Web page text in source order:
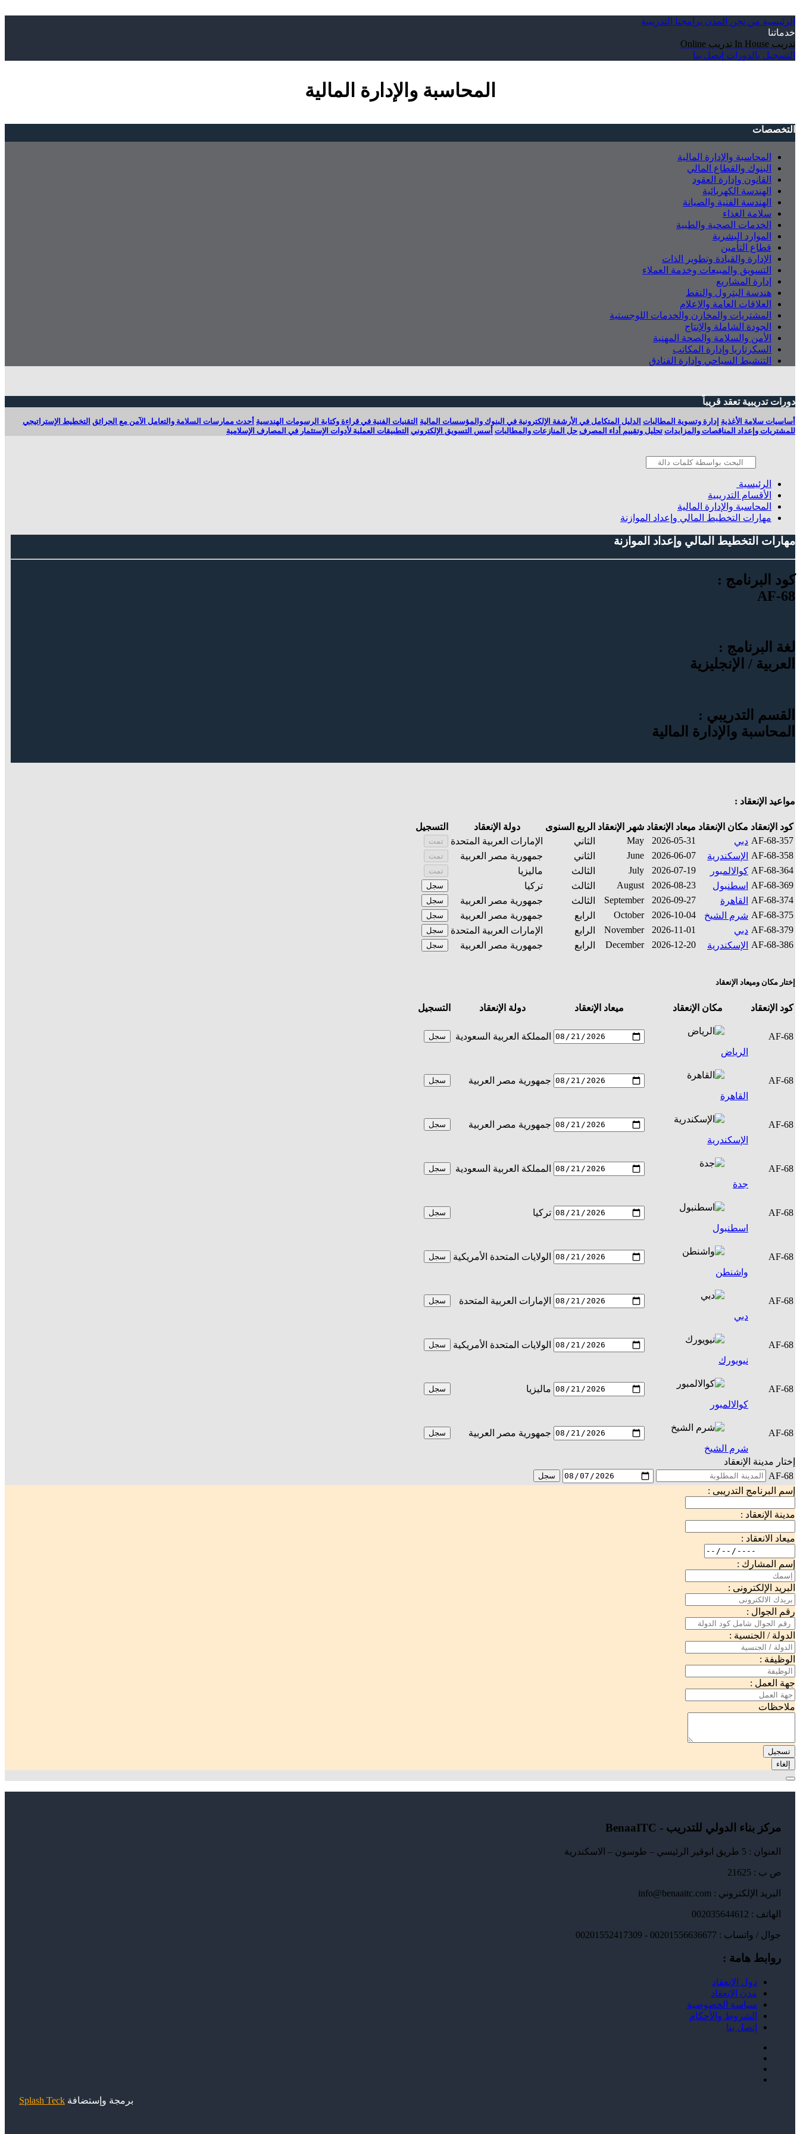
الرئيسية من نحن المدن برامجنا التدريبية
خدماتنا
تدريب In House
تدريب Online
التسجيل بالدورات إتصل بنا
المحاسبة والإدارة المالية
التخصصات
المحاسبة والإدارة المالية
البنوك والقطاع المالي
القانون وإدارة العقود
الهندسة الكهربائية
الهندسة الفنية والصيانة
سلامة الغذاء
الخدمات الصحية والطبية
الموارد البشرية
قطاع التأمين
الإدارة والقيادة وتطوير الذات
التسويق والمبيعات وخدمة العملاء
إدارة المشاريع
هندسة البترول والنفط
العلاقات العامة والإعلام
المشتريات والمخازن والخدمات اللوجستية
الجودة الشاملة والإنتاج
الأمن والسلامة والصحة المهنية
السكرتاريا وإدارة المكاتب
التنشيط السياحي وإدارة الفنادق
دورات تدريبية تعقد قريباً
أساسيات سلامة الأغذية إدارة وتسوية المطالبات الدليل المتكامل في الأرشفة الإلكترونية في البنوك والمؤسسات المالية التقنيات الفنية في قراءة وكتابة الرسومات الهندسية أحدث ممارسات السلامة والتعامل الآمن مع الحرائق التخطيط الإستراتيجي
للمشتريات وإعداد المناقصات والمزايدات تحليل وتقييم أداء المصرف حل المنازعات والمطالبات أسس التسويق الإلكتروني التطبيقات العملية لأدوات الإستثمار في المصارف الإسلامية
الرئيسية
الأقسام التدريبية
المحاسبة والإدارة المالية
مهارات التخطيط المالي وإعداد الموازنة
مهارات التخطيط المالي وإعداد الموازنة
كود البرنامج :
AF-68
لغة البرنامج :
العربية / الإنجليزية
القسم التدريبي :
المحاسبة والإدارة المالية
مواعيد الإنعقاد :
كود الإنعقاد مكان الإنعقاد ميعاد الإنعقاد شهر الإنعقاد الربع السنوى دولة الإنعقاد
التسجيل
AF-68-357 دبي 2026-05-31
May الثاني الإمارات العربية المتحدة تمت
AF-68-358 الإسكندرية 2026-06-07
June الثاني جمهورية مصر العربية تمت
AF-68-364 كوالالمبور 2026-07-19
July الثالث ماليزيا تمت
AF-68-369 اسطنبول 2026-08-23
August الثالث تركيا سجل
AF-68-374 القاهرة 2026-09-27
September الثالث جمهورية مصر العربية سجل
AF-68-375 شرم الشيخ 2026-10-04
October الرابع جمهورية مصر العربية سجل
AF-68-379 دبي 2026-11-01
November الرابع الإمارات العربية المتحدة سجل
AF-68-386 الإسكندرية 2026-12-20
December الرابع جمهورية مصر العربية سجل
إختار مكان وميعاد الإنعقاد
كود الإنعقاد مكان الإنعقاد ميعاد الإنعقاد دولة الإنعقاد التسجيل
AF-68
الرياض
المملكة العربية السعودية سجل
AF-68
القاهرة
جمهورية مصر العربية سجل
AF-68
الإسكندرية
جمهورية مصر العربية سجل
AF-68
جدة
المملكة العربية السعودية سجل
AF-68
اسطنبول
تركيا سجل
AF-68
واشنطن
الولايات المتحدة الأمريكية سجل
AF-68
دبي
الإمارات العربية المتحدة سجل
AF-68
نيويورك
الولايات المتحدة الأمريكية سجل
AF-68
كوالالمبور
ماليزيا سجل
AF-68
شرم الشيخ
جمهورية مصر العربية سجل
إختار مدينة الإنعقاد
AF-68
سجل
إسم البرنامج التدريبى :
مدينة الإنعقاد :
ميعاد الانعقاد :
إسم المشارك :
البريد الإلكترونى :
رقم الجوال :
الدولة / الجنسية :
الوظيفة :
جهة العمل :
ملاحظات
تسجيل
إلغاء
مركز بناء الدولي للتدريب - BenaaITC
العنوان : 5 طريق ابوقير الرئيسي – طوسون – الاسكندرية
ص ب : 21625
البريد الإلكتروني : info@benaaitc.com
الهاتف : 002035644612
جوال / واتساب : 00201556636677 - 00201552417309
روابط هامة :
دول الإنعقاد
مدن الإنعقاد
سياسة الخصوصية
الشروط والأحكام
إتصل بنا
برمجة وإستضافة Splash Teck